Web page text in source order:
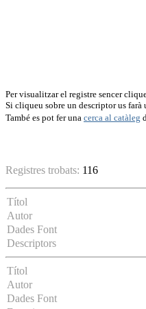
Per visualitzar el registre sencer
Si cliqueu sobre un descriptor us farà
També es pot fer una cerca al catàleg
Registres trobats: 116
Títol
Autor
Dades Font
Descriptors
Títol
Autor
Dades Font